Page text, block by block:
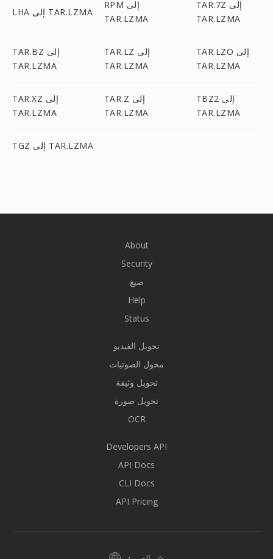
LHA إلى TAR.LZMA
RPM إلى
TAR.LZMA
TAR.7Z إلى
TAR.LZMA
TAR.BZ إلى
TAR.LZMA
TAR.LZ إلى
TAR.LZMA
TAR.LZO إلى
TAR.LZMA
TAR.XZ إلى
TAR.LZMA
TAR.Z إلى
TAR.LZMA
TBZ2 إلى
TAR.LZMA
TGZ إلى TAR.LZMA
About
Security
صيغ
Help
Status
تحويل الفيديو
محول الصوتيات
تحويل وثيقة
تحويل صورة
OCR
Developers API
API Docs
CLI Docs
API Pricing